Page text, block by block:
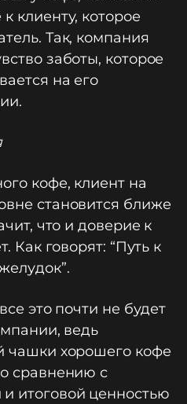
клиенту, которое
Так, компания
заботы, которое
на его
кофе, клиент на
становится ближе
что и доверие к
Как говорят: “Путь к
это почти не будет
ведь
чашки хорошего кофе
сравнению с
итоговой ценностью